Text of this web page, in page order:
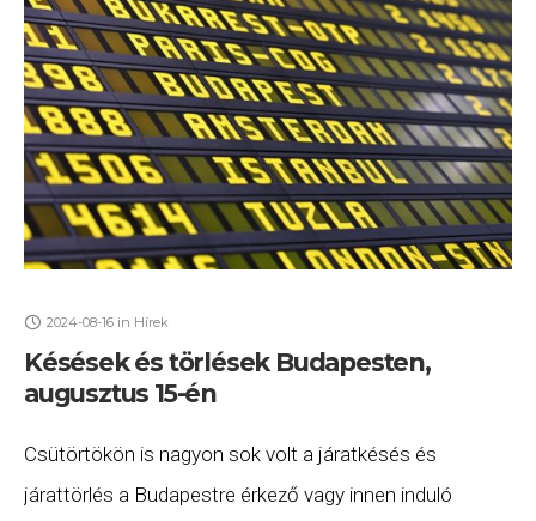
2024-08-16 in Hírek
Késések és törlések Budapesten,
augusztus 15-én
Csütörtökön is nagyon sok volt a járatkésés és
járattörlés a Budapestre érkező vagy innen induló